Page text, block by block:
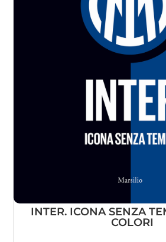
INTER. ICONA SENZA
COLORI